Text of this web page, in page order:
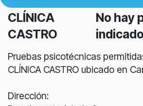
CLÍNICA
CASTRO
No hay
indicado
Pruebas psicotécnicas
CLÍNICA CASTRO ubicado en
Dirección: